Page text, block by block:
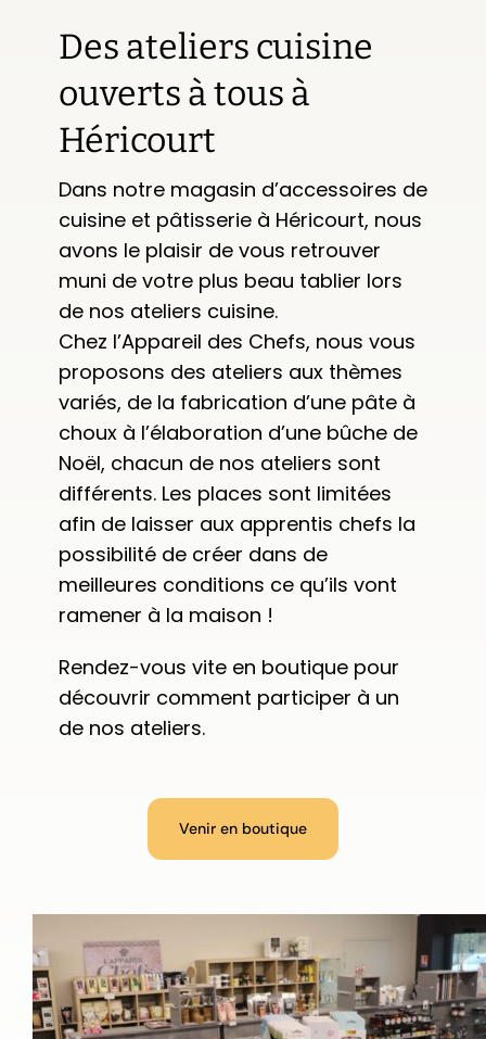
Des ateliers cuisine
ouverts à tous à
Héricourt
Dans notre magasin d’accessoires de
cuisine et pâtisserie à Héricourt, nous
avons le plaisir de vous retrouver
muni de votre plus beau tablier lors
de nos ateliers cuisine.
Chez l’Appareil des Chefs, nous vous
proposons des ateliers aux thèmes
variés, de la fabrication d’une pâte à
choux à l’élaboration d’une bûche de
Noël, chacun de nos ateliers sont
différents. Les places sont limitées
afin de laisser aux apprentis chefs la
possibilité de créer dans de
meilleures conditions ce qu’ils vont
ramener à la maison !
Rendez-vous vite en boutique pour
découvrir comment participer à un
de nos ateliers.
Venir en boutique